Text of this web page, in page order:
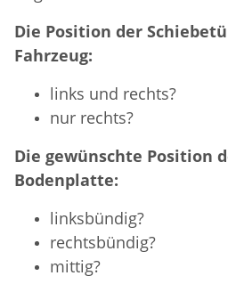
Die Position der
Fahrzeug:
links und rechts?
nur rechts?
Die gewünschte Position
Bodenplatte:
linksbündig?
rechtsbündig?
mittig?